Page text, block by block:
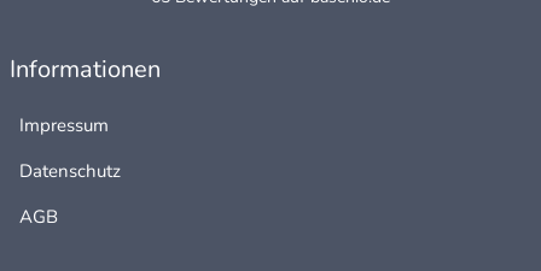
Informationen
Impressum
Datenschutz
AGB